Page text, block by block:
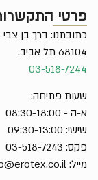
פרטי
68104 תל אביב.
03-518-7244
שעות פתיחה:
א-ה - 08:30-18:00
שישי: 09:30-13:00
פקס: 03-518-7243
מייל: